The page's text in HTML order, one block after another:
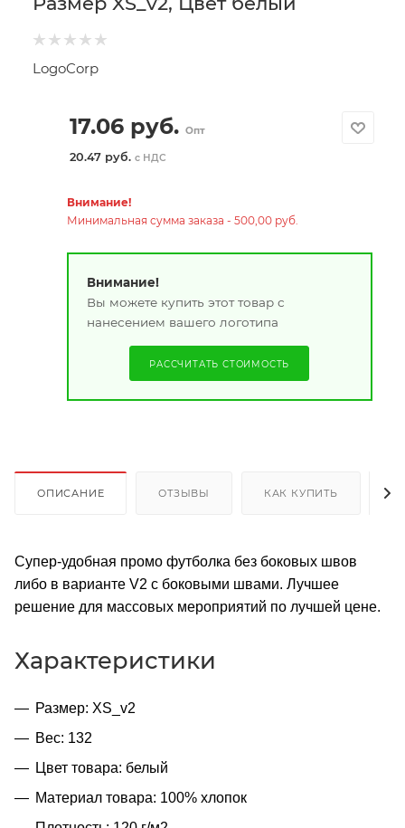
LogoCorp
17.06руб. Опт
20.47 руб. с НДС
Внимание!
Минимальная сумма заказа - 500,00 руб.
Внимание!
Вы можете купить этот товар с
нанесением вашего логотипа
РАССЧИТАТЬ СТОИМОСТЬ
ОПИСАНИЕ ОТЗЫВЫ КАК КУПИТЬ
Супер-удобная промо футболка без боковых швов
либо в варианте V2 с боковыми швами. Лучшее
решение для массовых мероприятий по лучшей цене.
Характеристики
Размер: XS_v2
Вес: 132
Цвет товара: белый
Материал товара: 100% хлопок